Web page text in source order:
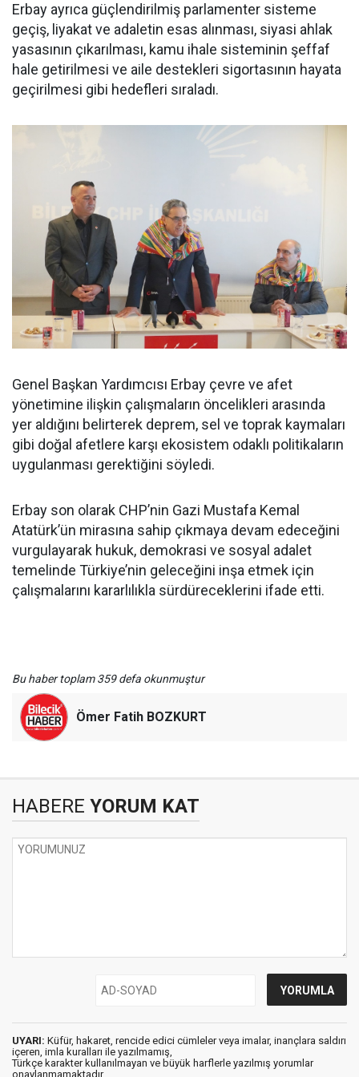
Erbay ayrıca güçlendirilmiş parlamenter sisteme
geçiş, liyakat ve adaletin esas alınması, siyasi ahlak
yasasının çıkarılması, kamu ihale sisteminin şeffaf
hale getirilmesi ve aile destekleri sigortasının hayata
geçirilmesi gibi hedefleri sıraladı.
Genel Başkan Yardımcısı Erbay çevre ve afet
yönetimine ilişkin çalışmaların öncelikleri arasında
yer aldığını belirterek deprem, sel ve toprak kaymaları
gibi doğal afetlere karşı ekosistem odaklı politikaların
uygulanması gerektiğini söyledi.
Erbay son olarak CHP’nin Gazi Mustafa Kemal
Atatürk’ün mirasına sahip çıkmaya devam edeceğini
vurgulayarak hukuk, demokrasi ve sosyal adalet
temelinde Türkiye’nin geleceğini inşa etmek için
çalışmalarını kararlılıkla sürdüreceklerini ifade etti.
Bu haber toplam 359 defa okunmuştur
Ömer Fatih BOZKURT
HABERE YORUM KAT
UYARI: Küfür, hakaret, rencide edici cümleler veya imalar, inançlara saldırı
içeren, imla kuralları ile yazılmamış,
Türkçe karakter kullanılmayan ve büyük harflerle yazılmış yorumlar
onaylanmamaktadır.